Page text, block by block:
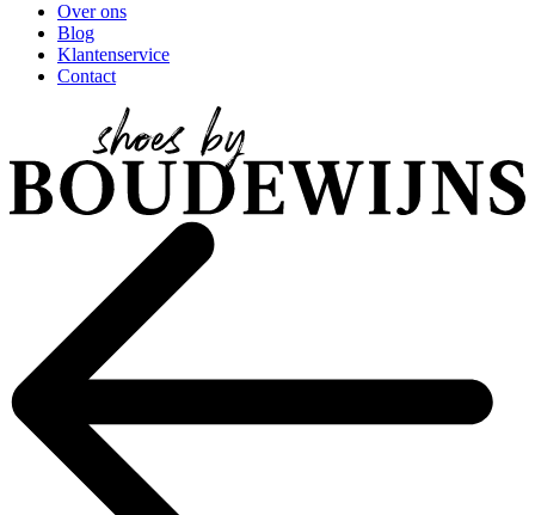
Over ons
Blog
Klantenservice
Contact